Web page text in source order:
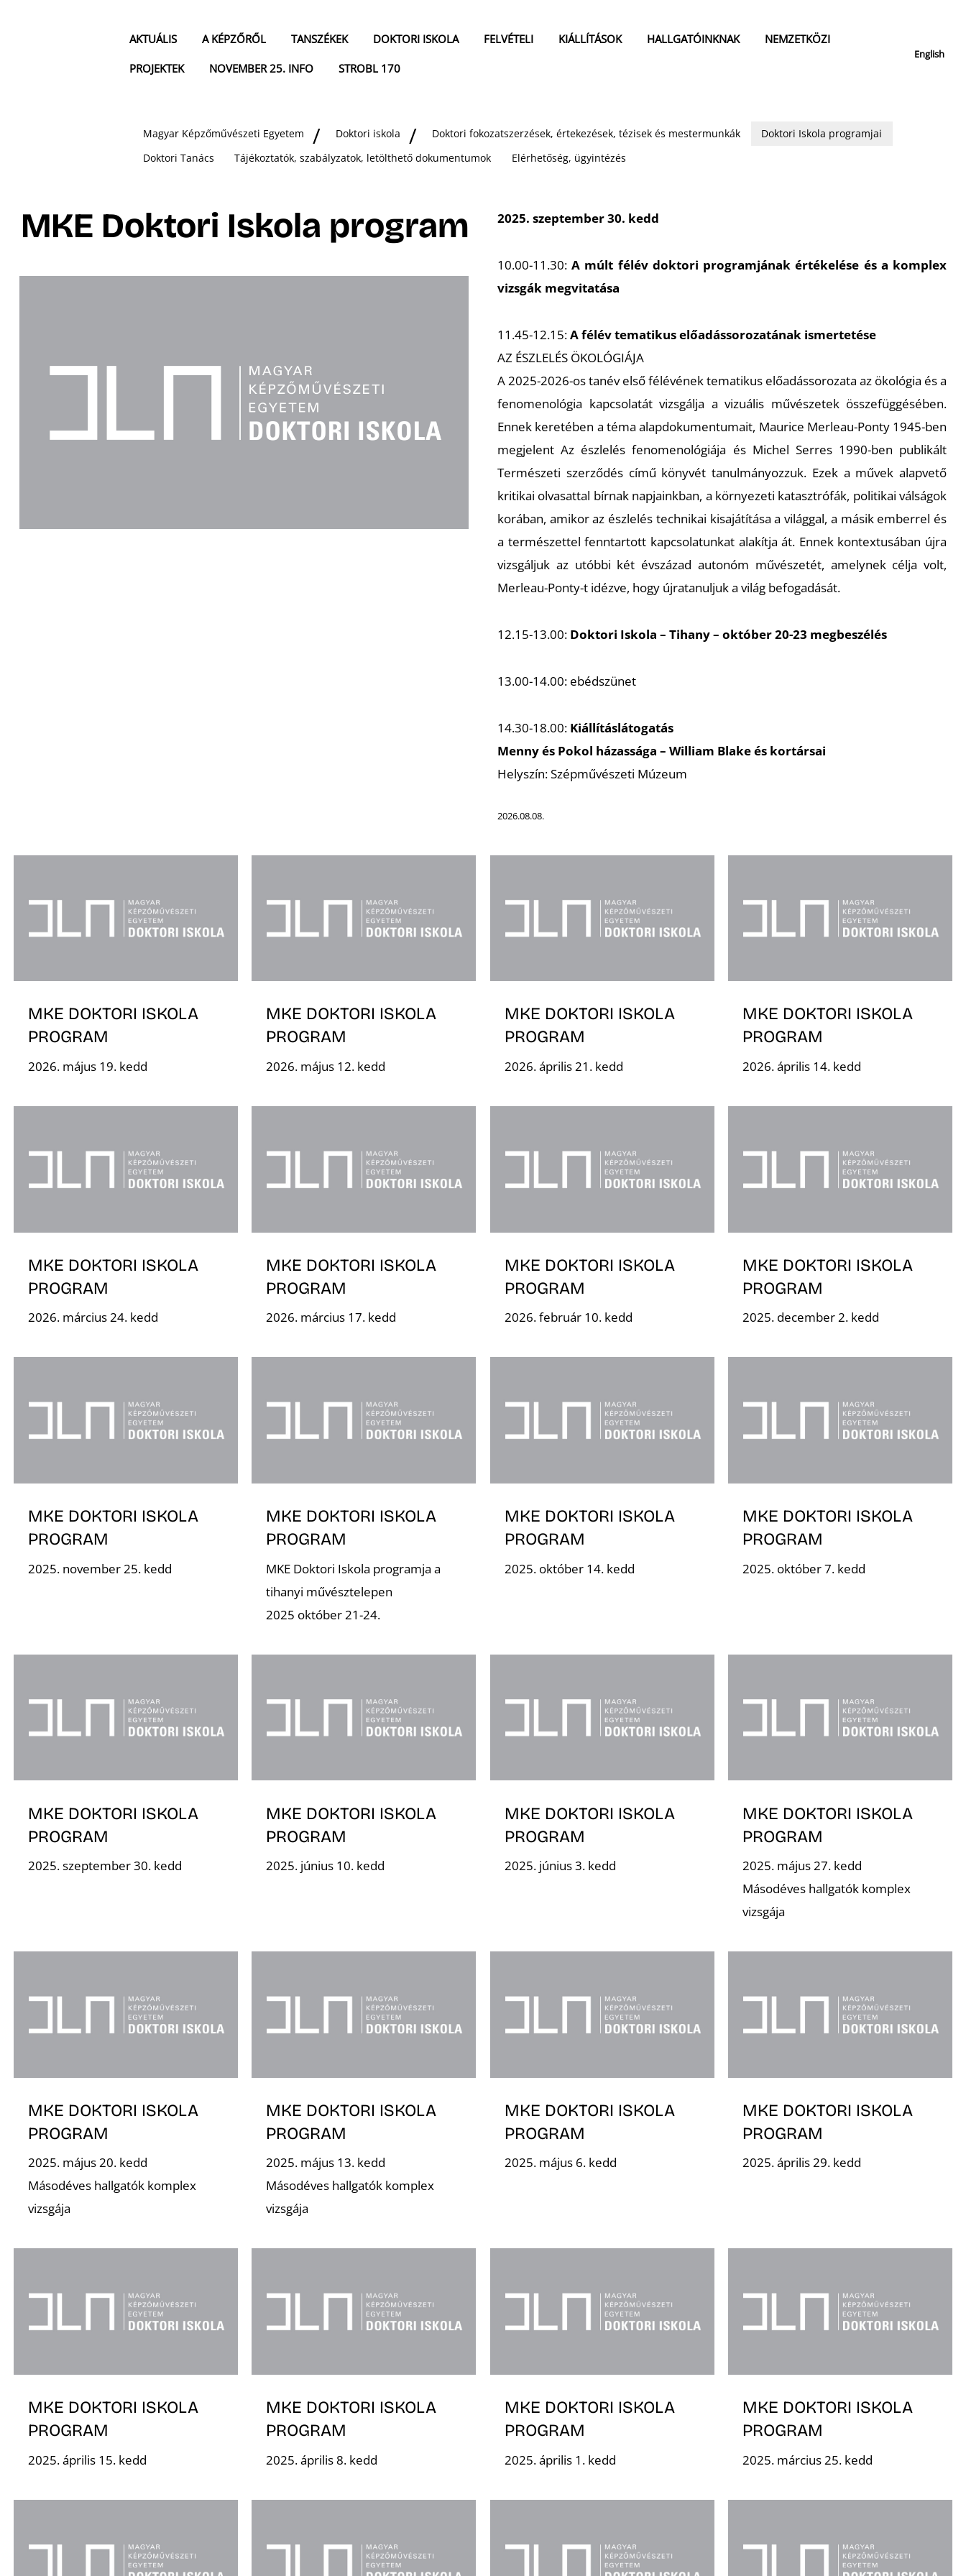
AKTUÁLIS A KÉPZŐRŐL TANSZÉKEK DOKTORI ISKOLA FELVÉTELI KIÁLLÍTÁSOK HALLGATÓINKNAK
NEMZETKÖZI
PROJEKTEK
NOVEMBER 25. INFO STROBL 170
English
Magyar Képzőművészeti Egyetem Doktori iskola Doktori fokozatszerzések, értekezések, tézisek és mestermunkák
Doktori Iskola programjai
Doktori Tanács
Tájékoztatók, szabályzatok, letölthető dokumentumok Elérhetőség, ügyintézés
MKE Doktori Iskola program 2025. szeptember 30. kedd
10.00-11.30:A múlt félév doktori programjának értékelése és a komplex
vizsgák megvitatása
11.45-12.15:A félév tematikus előadássorozatának ismertetése
AZ ÉSZLELÉS ÖKOLÓGIÁJA
A 2025-2026-os tanév első félévének tematikus előadássorozata az ökológia és a
fenomenológia kapcsolatát vizsgálja a vizuális művészetek összefüggésében.
Ennek keretében a téma alapdokumentumait, Maurice Merleau-Ponty 1945-ben
megjelent Az észlelés fenomenológiája és Michel Serres 1990-ben publikált
Természeti szerződés című könyvét tanulmányozzuk. Ezek a művek alapvető
kritikai olvasattal bírnak napjainkban, a környezeti katasztrófák, politikai válságok
korában, amikor az észlelés technikai kisajátítása a világgal, a másik emberrel és
a természettel fenntartott kapcsolatunkat alakítja át. Ennek kontextusában újra
vizsgáljuk az utóbbi két évszázad autonóm művészetét, amelynek célja volt,
Merleau-Ponty-t idézve, hogy újratanuljuk a világ befogadását.
12.15-13.00: Doktori Iskola – Tihany – október 20-23 megbeszélés
13.00-14.00: ebédszünet
14.30-18.00: Kiállításlátogatás
Menny és Pokol házassága – William Blake és kortársai
Helyszín: Szépművészeti Múzeum
2026.08.08.
MKE DOKTORI ISKOLA
PROGRAM
2026. május 19. kedd
MKE DOKTORI ISKOLA
PROGRAM
2026. május 12. kedd
MKE DOKTORI ISKOLA
PROGRAM
2026. április 21. kedd
MKE DOKTORI ISKOLA
PROGRAM
2026. április 14. kedd
MKE DOKTORI ISKOLA
PROGRAM
2026. március 24. kedd
MKE DOKTORI ISKOLA
PROGRAM
2026. március 17. kedd
MKE DOKTORI ISKOLA
PROGRAM
2026. február 10. kedd
MKE DOKTORI ISKOLA
PROGRAM
2025. december 2. kedd
MKE DOKTORI ISKOLA
PROGRAM
2025. november 25. kedd
MKE DOKTORI ISKOLA
PROGRAM
MKE Doktori Iskola programja a
tihanyi művésztelepen
2025 október 21-24.
MKE DOKTORI ISKOLA
PROGRAM
2025. október 14. kedd
MKE DOKTORI ISKOLA
PROGRAM
2025. október 7. kedd
MKE DOKTORI ISKOLA
PROGRAM
2025. szeptember 30. kedd
MKE DOKTORI ISKOLA
PROGRAM
2025. június 10. kedd
MKE DOKTORI ISKOLA
PROGRAM
2025. június 3. kedd
MKE DOKTORI ISKOLA
PROGRAM
2025. május 27. kedd
Másodéves hallgatók komplex
vizsgája
MKE DOKTORI ISKOLA
PROGRAM
2025. május 20. kedd
Másodéves hallgatók komplex
vizsgája
MKE DOKTORI ISKOLA
PROGRAM
2025. május 13. kedd
Másodéves hallgatók komplex
vizsgája
MKE DOKTORI ISKOLA
PROGRAM
2025. május 6. kedd
MKE DOKTORI ISKOLA
PROGRAM
2025. április 29. kedd
MKE DOKTORI ISKOLA
PROGRAM
2025. április 15. kedd
MKE DOKTORI ISKOLA
PROGRAM
2025. április 8. kedd
MKE DOKTORI ISKOLA
PROGRAM
2025. április 1. kedd
MKE DOKTORI ISKOLA
PROGRAM
2025. március 25. kedd